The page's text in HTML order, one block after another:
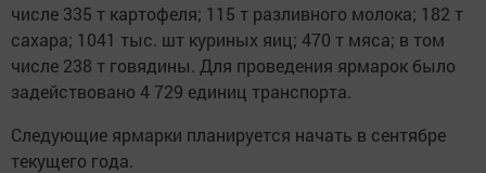
числе 335 т картофеля; 115 т разливного молока; 182 т
сахара; 1041 тыс. шт куриных яиц; 470 т мяса; в том
числе 238 т говядины. Для проведения ярмарок было
задействовано 4 729 единиц транспорта.
Следующие ярмарки планируется начать в сентябре
текущего года.